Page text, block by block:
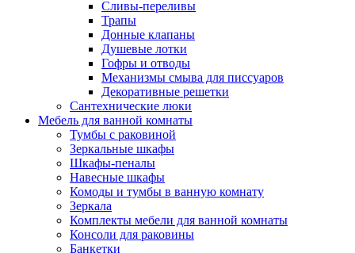
Сливы-переливы
Трапы
Донные клапаны
Душевые лотки
Гофры и отводы
Механизмы смыва для писсуаров
Декоративные решетки
Сантехнические люки
Мебель для ванной комнаты
Тумбы с раковиной
Зеркальные шкафы
Шкафы-пеналы
Навесные шкафы
Комоды и тумбы в ванную комнату
Зеркала
Комплекты мебели для ванной комнаты
Консоли для раковины
Банкетки